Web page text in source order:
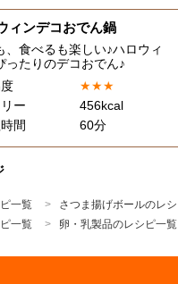
ィンデコおでん鍋
、食べるも楽しい♪ハロウィ
ったりのデコおでん♪
★★★
ー
456kcal
間
60分
一覧
さつま揚げボールのレ
一覧 卵・乳製品のレシピ一覧